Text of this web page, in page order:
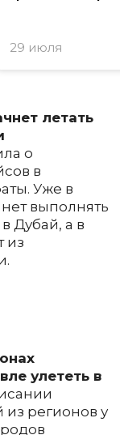
29 июля
летать
о
в
Уже в
выполнять
Дубай, а в
из
улететь в
регионов у